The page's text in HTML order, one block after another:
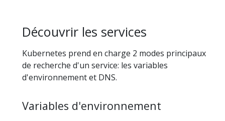
Découvrir les services
Kubernetes prend en charge 2 modes principaux
de recherche d'un service: les variables
d'environnement et DNS.
Variables d'environnement